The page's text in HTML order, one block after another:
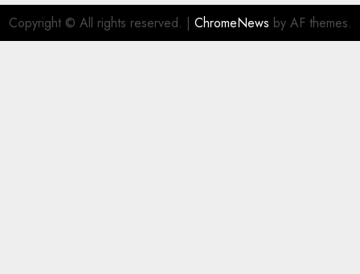
Copyright © All rights reserved. | ChromeNews by AF themes.